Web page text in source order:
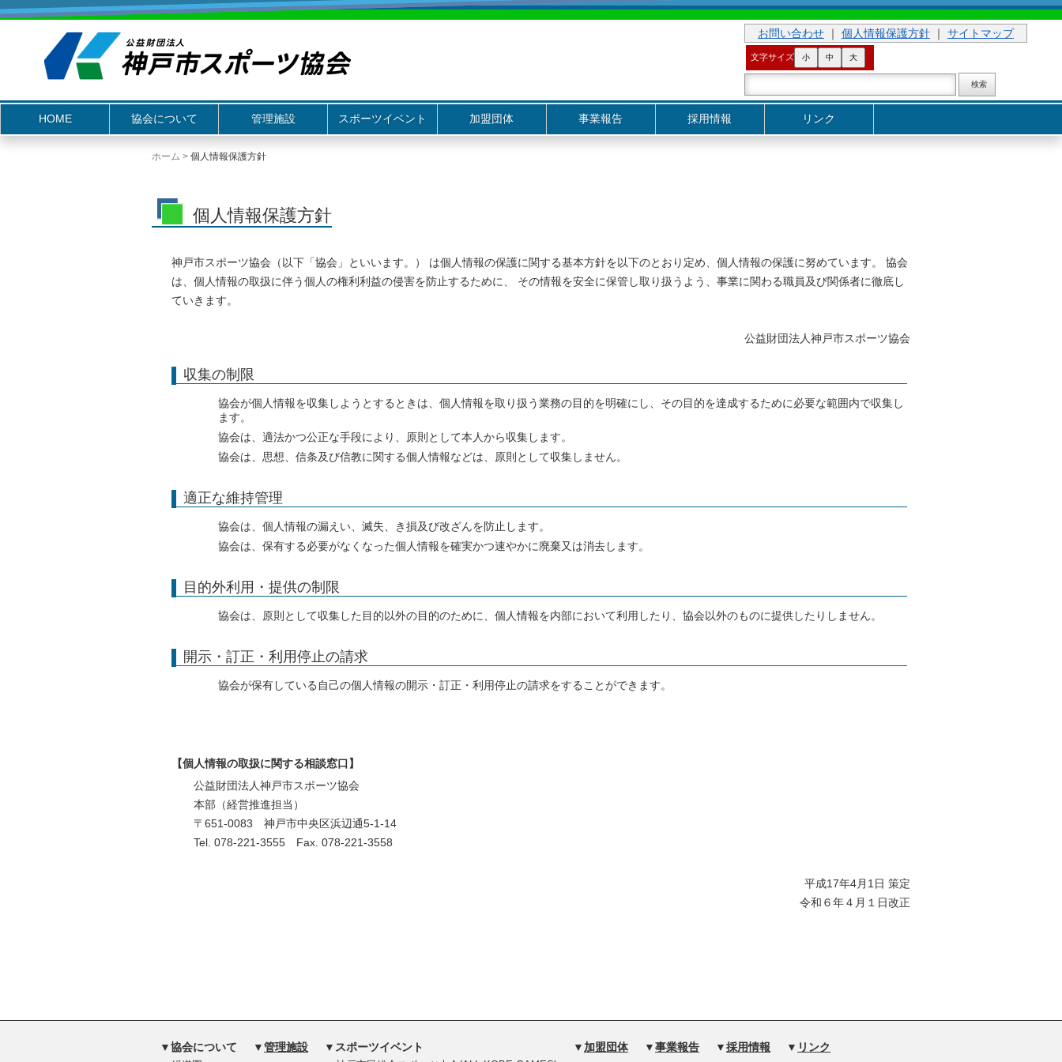
お問い合わせ ｜ 個人情報保護方針 ｜ サイトマップ
文字サイズ 小 中 大
HOME 協会について 管理施設 スポーツイベント 加盟団体 事業報告 採用情報 リンク
ホーム > 個人情報保護方針
個人情報保護方針
神戸市スポーツ協会（以下「協会」といいます。） は個人情報の保護に関する基本方針を以下のとおり定め、個人情報の保護に努めています。 協会
は、個人情報の取扱に伴う個人の権利利益の侵害を防止するために、 その情報を安全に保管し取り扱うよう、事業に関わる職員及び関係者に徹底し
ていきます。
公益財団法人神戸市スポーツ協会
収集の制限
協会が個人情報を収集しようとするときは、個人情報を取り扱う業務の目的を明確にし、その目的を達成するために必要な範囲内で収集し
ます。
協会は、適法かつ公正な手段により、原則として本人から収集します。
協会は、思想、信条及び信教に関する個人情報などは、原則として収集しません。
適正な維持管理
協会は、個人情報の漏えい、滅失、き損及び改ざんを防止します。
協会は、保有する必要がなくなった個人情報を確実かつ速やかに廃棄又は消去します。
目的外利用・提供の制限
協会は、原則として収集した目的以外の目的のために、個人情報を内部において利用したり、協会以外のものに提供したりしません。
開示・訂正・利用停止の請求
協会が保有している自己の個人情報の開示・訂正・利用停止の請求をすることができます。
【個人情報の取扱に関する相談窓口】
公益財団法人神戸市スポーツ協会
本部（経営推進担当）
〒651-0083 神戸市中央区浜辺通5-1-14
Tel. 078-221-3555 Fax. 078-221-3558
平成17年4月1日 策定
令和６年４月１日改正
▼協会について ▼管理施設 ▼スポーツイベント ▼ 加盟団体 ▼事業報告 ▼採用情報 ▼ リンク